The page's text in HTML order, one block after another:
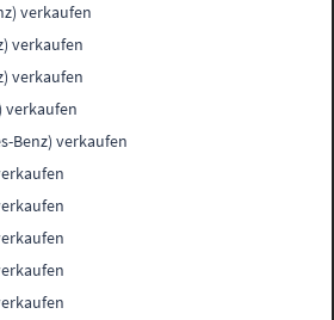
verkaufen
verkaufen
verkaufen
verkaufen
Benz) verkaufen